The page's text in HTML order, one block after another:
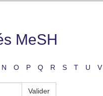
MeSH
N O P Q R S T U V
Valider